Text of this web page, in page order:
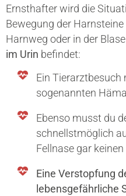
Ernsthafter wird die
Bewegung der
Harnweg oder in der
im Urin befindet:
Ein Tierarztbesuch
sogenannten
Ebenso musst du
schnellstmöglich
Fellnase gar
Eine Verstopfung
lebensgefährliche